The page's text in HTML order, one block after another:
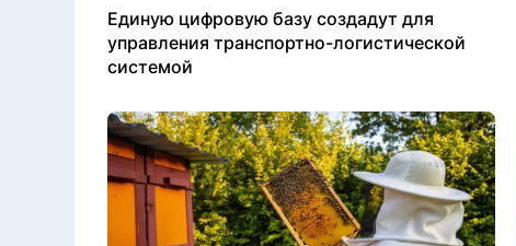
Единую цифровую базу создадут для
управления транспортно-логистической
системой